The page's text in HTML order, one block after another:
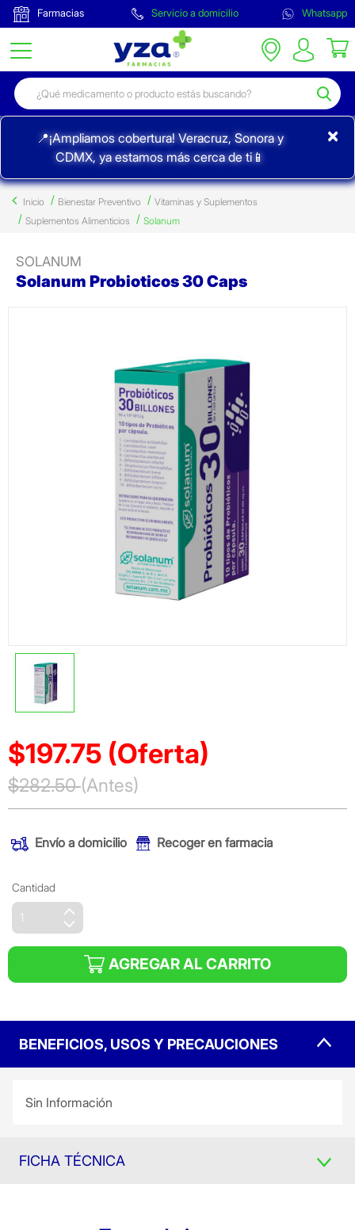
Farmacias Servicio a domicilio Whatsapp
📍¡Ampliamos cobertura! Veracruz, Sonora y
CDMX, ya estamos más cerca de ti📱
×
Inicio Bienestar Preventivo
Vitaminas y Suplementos
Suplementos Alimenticios
Solanum
SOLANUM
Solanum Probioticos 30 Caps
$197.75 (Oferta)
Precio reducido de
$282.50(Antes)
Envío a domicilio Recoger en farmacia
Cantidad
AGREGAR AL CARRITO
BENEFICIOS, USOS Y PRECAUCIONES
Sin Información
FICHA TÉCNICA